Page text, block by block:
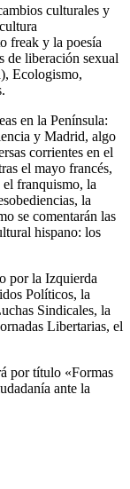
culturales y
freak y la poesía
de liberación sexual
Ecologismo,
en la Península:
y Madrid, algo
corrientes en el
el mayo francés,
franquismo, la
la
se comentarán las
hispano: los
por la Izquierda
Políticos, la
Sindicales, la
Libertarias, el
por título «Formas
ante la